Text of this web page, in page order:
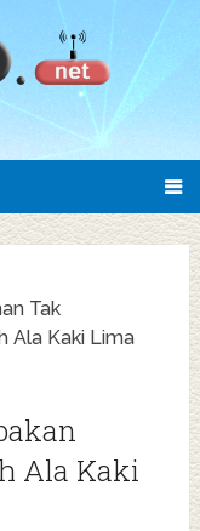
Tak
Ala Kaki Lima
Ala Kaki